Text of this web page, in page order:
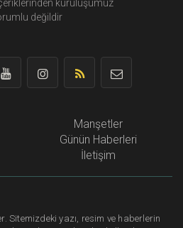
kuruluşumuz
değildir
Manşetler
Günün Haberleri
İletişim
Sitemizdeki yazı, resim ve haberlerin